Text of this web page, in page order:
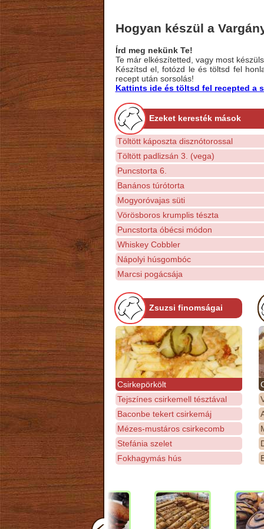
Hogyan készül a
Írd meg nekünk Te!
Te már elkészítetted, vagy most
Készítsd el, fotózd le és töltsd fel
recept után sorsolás!
Kattints ide és töltsd fel recepted a
Ezeket keresték mások
Töltött káposzta disznótorossal
Töltött padlizsán 3. (vega)
Puncstorta 6.
Banános túrótorta
Mogyoróvajas süti
Vörösboros krumplis tészta
Puncstorta óbécsi módon
Whiskey Cobbler
Nápolyi húsgombóc
Marcsi pogácsája
Zsuzsi finomságai
Csirkepörkölt
Tejszínes csirkemell tésztával
Baconbe tekert csirkemáj
Mézes-mustáros csirkecomb
Stefánia szelet
Fokhagymás hús